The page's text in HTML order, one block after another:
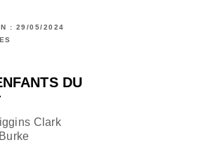
: 29/05/2024
DU
Clark